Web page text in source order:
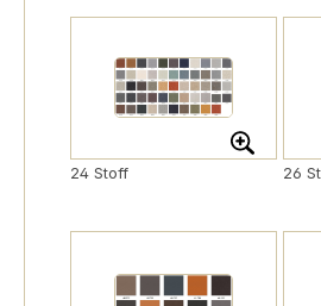
24 Stoff 26